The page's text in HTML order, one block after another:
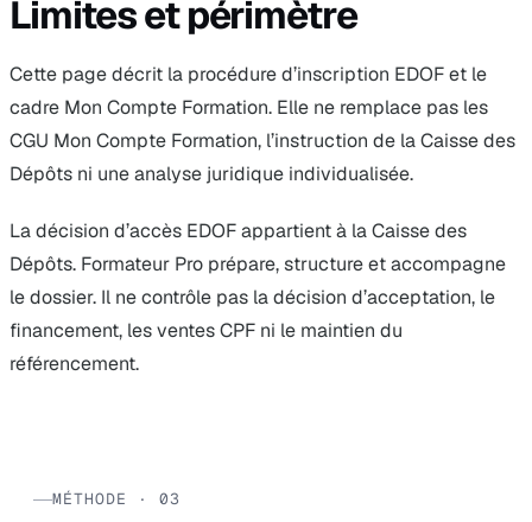
Limites et périmètre
Cette page décrit la procédure d’inscription EDOF et le
cadre Mon Compte Formation. Elle ne remplace pas les
CGU Mon Compte Formation, l’instruction de la Caisse des
Dépôts ni une analyse juridique individualisée.
La décision d’accès EDOF appartient à la Caisse des
Dépôts. Formateur Pro prépare, structure et accompagne
le dossier. Il ne contrôle pas la décision d’acceptation, le
financement, les ventes CPF ni le maintien du
référencement.
MÉTHODE · 03